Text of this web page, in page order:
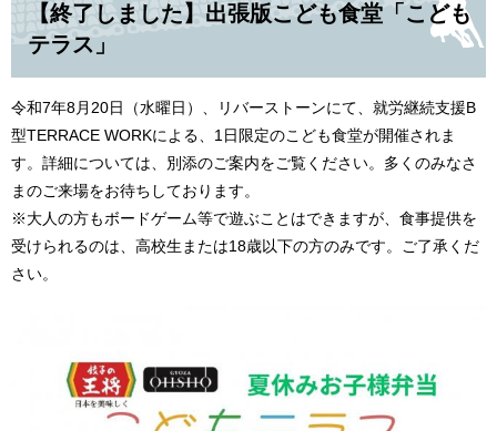
【終了しました】出張版こども食堂「こども
テラス」
令和7年8月20日（水曜日）、リバーストーンにて、就労継続支援B
型TERRACE WORKによる、1日限定のこども食堂が開催されま
す。詳細については、別添のご案内をご覧ください。多くのみなさ
まのご来場をお待ちしております。
※大人の方もボードゲーム等で遊ぶことはできますが、食事提供を
受けられるのは、高校生または18歳以下の方のみです。ご了承くだ
さい。